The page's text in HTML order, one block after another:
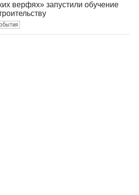
верфях» запустили обучение